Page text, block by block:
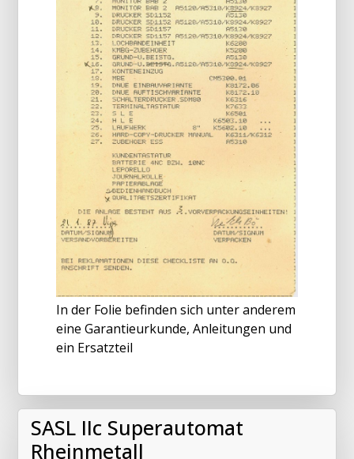
In der Folie befinden sich unter anderem
eine Garantieurkunde, Anleitungen und
ein Ersatzteil
SASL IIc Superautomat
Rheinmetall